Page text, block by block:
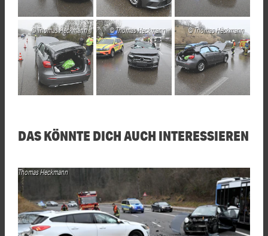
Thomas Heckmann Thomas Heckmann Thomas Heckmann
DAS KÖNNTE DICH AUCH INTERESSIEREN
Thomas Heckmann